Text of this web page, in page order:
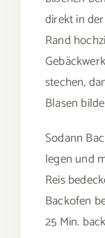
direkt in
Rand
stechen,
Blasen
Sodann
legen und
Reis
Backofen
25 Min.